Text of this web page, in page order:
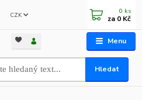
Menu
CZK
Hledat
0 ks
za 0 Kč